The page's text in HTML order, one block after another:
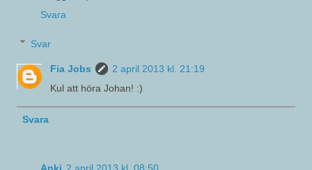
Svara
Svar
Fia Jobs
2 april 2013 kl. 21:19
Kul att höra Johan! :)
Svara